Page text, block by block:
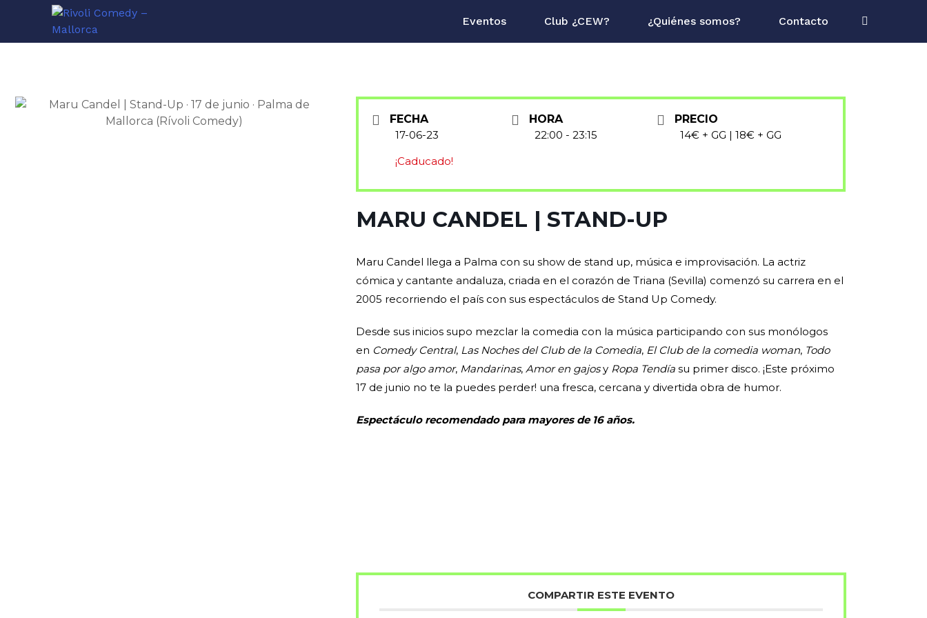
Eventos Club ¿CEW? ¿Quiénes somos? Contacto
FECHA
17-06-23
¡Caducado!
HORA
22:00 - 23:15
PRECIO
14€ + GG | 18€ + GG
MARU CANDEL | STAND-UP
Maru Candel llega a Palma con su show de stand up, música e improvisación. La actriz
cómica y cantante andaluza, criada en el corazón de Triana (Sevilla) comenzó su carrera en el
2005 recorriendo el país con sus espectáculos de Stand Up Comedy.
Desde sus inicios supo mezclar la comedia con la música participando con sus monólogos
en Comedy Central, Las Noches del Club de la Comedia, El Club de la comedia woman, Todo
pasa por algo amor, Mandarinas,Amor en gajosy Ropa Tendía su primer disco. ¡Este próximo
17 de junio no te la puedes perder! una fresca, cercana y divertida obra de humor.
Espectáculo recomendado para mayores de 16 años.
COMPARTIR ESTE EVENTO